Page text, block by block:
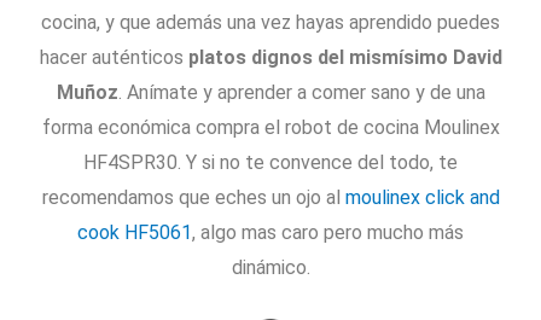
cocina, y que además una vez hayas aprendido puedes
hacer auténticos platos dignos del mismísimo David
Muñoz . Anímate y aprender a comer sano y de una
forma económica compra el robot de cocina Moulinex
HF4SPR30. Y si no te convence del todo, te
recomendamos que eches un ojo al moulinex click and
cook HF5061, algo mas caro pero mucho más
dinámico.